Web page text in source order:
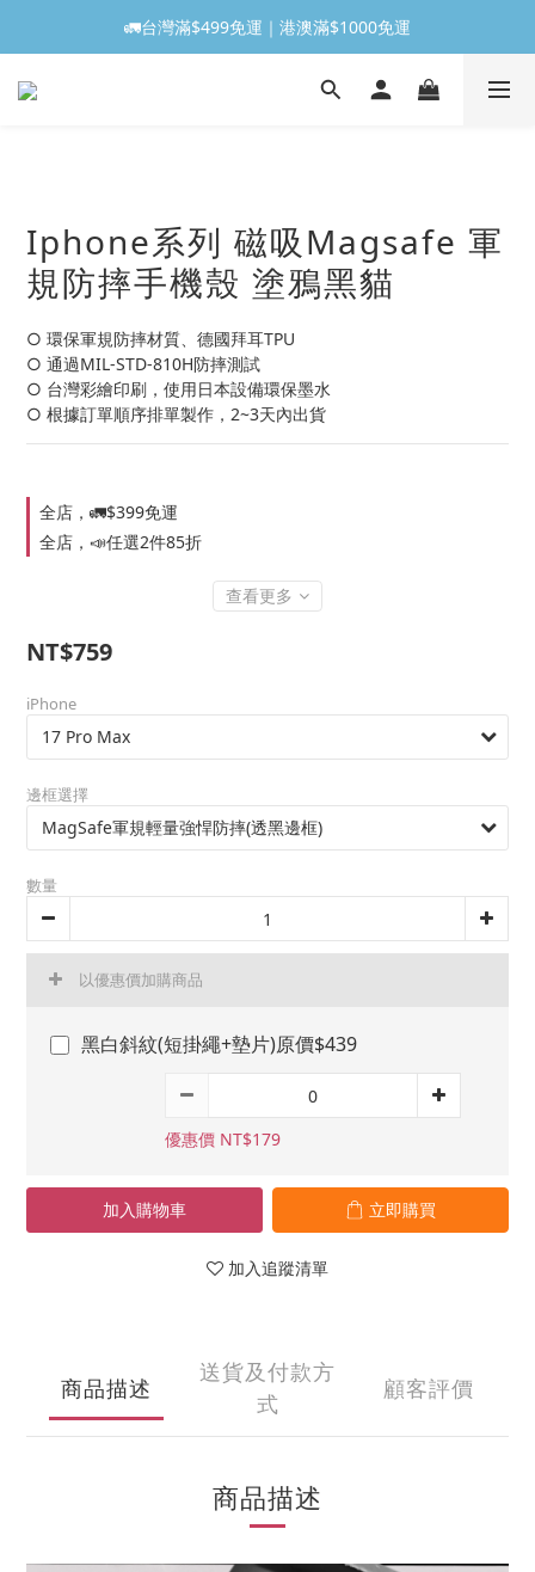
🚛台灣滿$499免運｜港澳滿$1000免運
Iphone系列 磁吸Magsafe 軍
規防摔手機殼 塗鴉黑貓
○ 環保軍規防摔材質、德國拜耳TPU
○ 通過MIL-STD-810H防摔測試
○ 台灣彩繪印刷，使用日本設備環保墨水
○ 根據訂單順序排單製作，2~3天內出貨
全店，🚛$399免運
全店，📣任選2件85折
查看更多
NT$759
iPhone
邊框選擇
數量
以優惠價加購商品
黑白斜紋(短掛繩+墊片)原價$439
優惠價 NT$179
加入購物車 立即購買
加入追蹤清單
商品描述
送貨及付款方
式
顧客評價
商品描述